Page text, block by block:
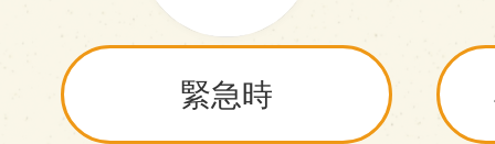
緊急時